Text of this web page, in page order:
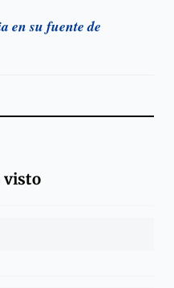
en su fuente de
visto